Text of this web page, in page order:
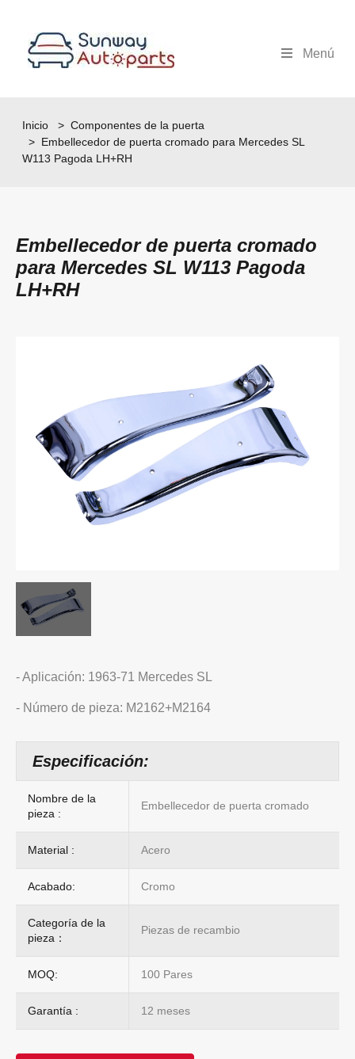
Menú
Inicio >Componentes de la puerta
> Embellecedor de puerta cromado para Mercedes SL
W113 Pagoda LH+RH
Embellecedor de puerta cromado
para Mercedes SL W113 Pagoda
LH+RH
- Aplicación: 1963-71 Mercedes SL
- Número de pieza: M2162+M2164
Especificación:
Nombre de la
pieza :
Embellecedor de puerta cromado
Material : Acero
Acabado: Cromo
Categoría de la
pieza：
Piezas de recambio
MOQ: 100 Pares
Garantía : 12 meses